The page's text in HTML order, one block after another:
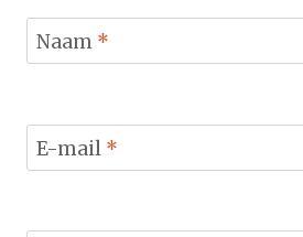
Naam *
E-mail *